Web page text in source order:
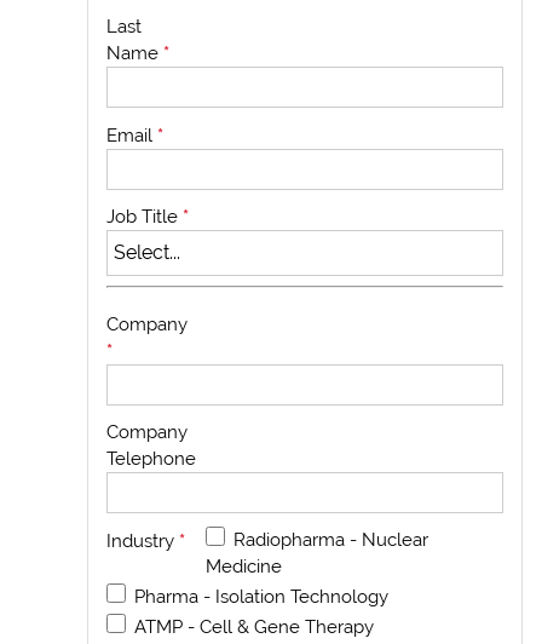
Last
Name *
Email *
Job Title *
Company
*
Company
Telephone
Industry *
Radiopharma - Nuclear
Medicine
Pharma - Isolation Technology
ATMP - Cell & Gene Therapy